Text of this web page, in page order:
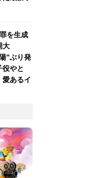
を生成
大
”ぶり発
役やと
あるイ